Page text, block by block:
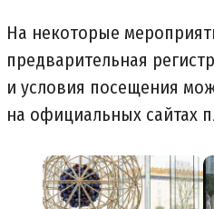
На некоторые
предварительная
и условия посещения
на официальных сайтах